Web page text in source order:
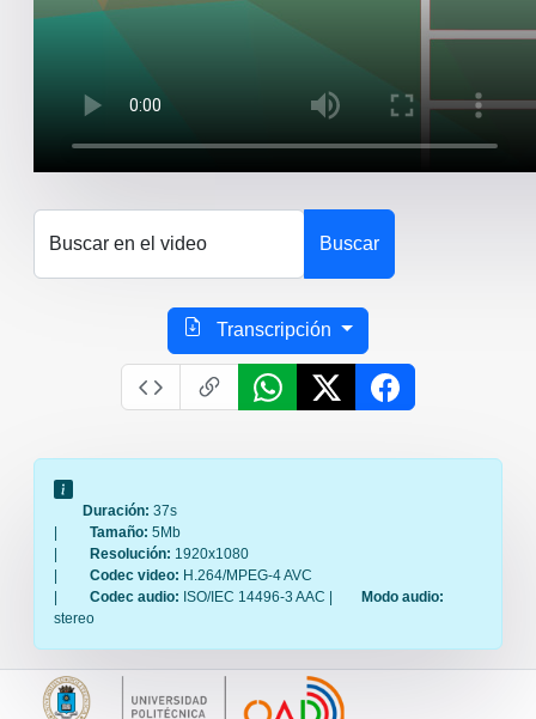
Buscar en el video Buscar
Transcripción
Duración: 37s
|
Tamaño: 5Mb
|
Resolución: 1920x1080
|
Codec video: H.264/MPEG-4 AVC
|
Codec audio: ISO/IEC 14496-3 AAC |
Modo audio:
stereo